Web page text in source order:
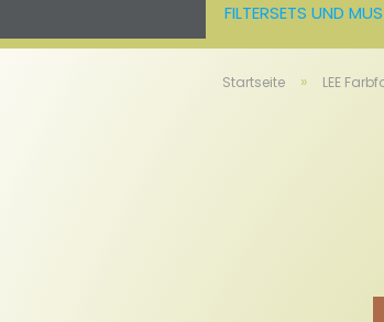
FILTERSETS UND
Startseite » LEE